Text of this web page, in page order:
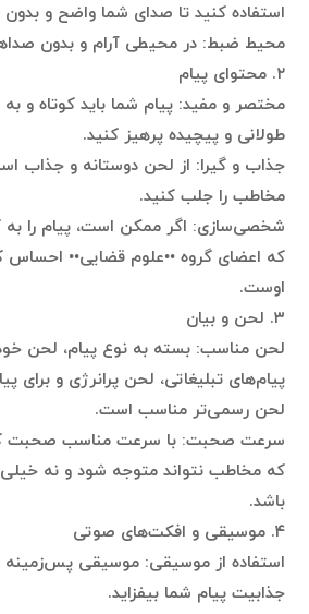
استفاده کنید تا صدای شما واضح و
محیط ضبط: در محیطی آرام و بدون
۲. محتوای پیام
مختصر و مفید: پیام شما باید کوتاه و
طولانی و پیچیده پرهیز کنید.
جذاب و گیرا: از لحن دوستانه و جذاب
مخاطب را جلب کنید.
شخصی‌سازی: اگر ممکن است، پیام را به
که اعضای گروه ••علوم قضایی••
اوست.
۳. لحن و بیان
لحن مناسب: بسته به نوع پیام، لحن خود
پیام‌های تبلیغاتی، لحن پرانرژی و برای
لحن رسمی‌تر مناسب است.
سرعت صحبت: با سرعت مناسب صحبت
که مخاطب نتواند متوجه شود و نه
باشد.
۴. موسیقی و افکت‌های صوتی
استفاده از موسیقی: موسیقی پس‌زمینه
جذابیت پیام شما بیفزاید.